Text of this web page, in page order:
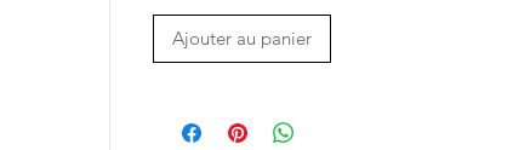
Ajouter au panier